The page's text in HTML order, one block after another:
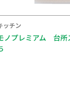
ジ 泡立
モ